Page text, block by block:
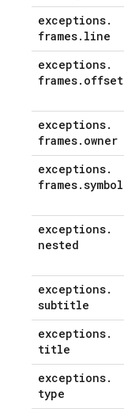
exceptions.
frames. line
exceptions.
frames. offset
exceptions.
frames. owner
exceptions.
frames.symbol
exceptions.
nested
exceptions.
subtitle
exceptions.
title
exceptions.
type